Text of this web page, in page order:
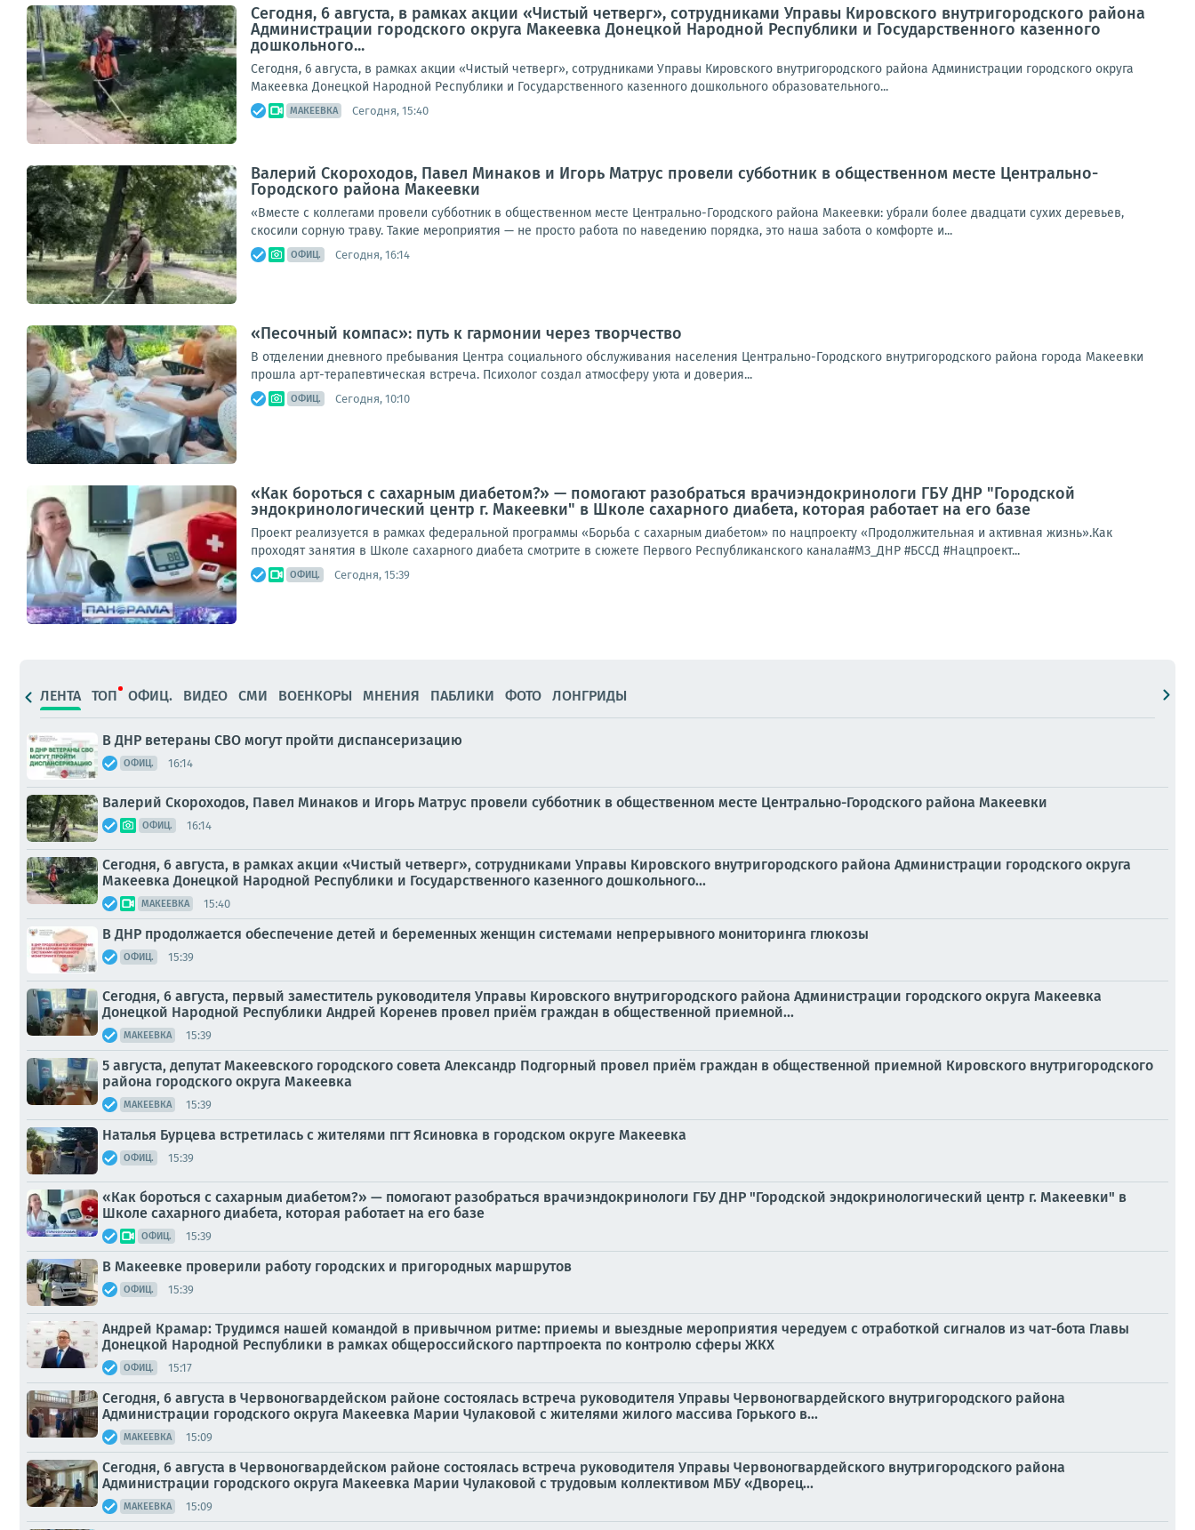
Сегодня, 6 августа, в рамках акции «Чистый четверг», сотрудниками Управы Кировского внутригородского района
Администрации городского округа Макеевка Донецкой Народной Республики и Государственного казенного
дошкольного...
Сегодня, 6 августа, в рамках акции «Чистый четверг», сотрудниками Управы Кировского внутригородского района Администрации городского округа
Макеевка Донецкой Народной Республики и Государственного казенного дошкольного образовательного...
МАКЕЕВКА Сегодня, 15:40
Валерий Скороходов, Павел Минаков и Игорь Матрус провели субботник в общественном месте Центрально-
Городского района Макеевки
«Вместе с коллегами провели субботник в общественном месте Центрально-Городского района Макеевки: убрали более двадцати сухих деревьев,
скосили сорную траву. Такие мероприятия — не просто работа по наведению порядка, это наша забота о комфорте и...
ОФИЦ. Сегодня, 16:14
«Песочный компас»: путь к гармонии через творчество
В отделении дневного пребывания Центра социального обслуживания населения Центрально-Городского внутригородского района города Макеевки
прошла арт-терапевтическая встреча. Психолог создал атмосферу уюта и доверия...
ОФИЦ. Сегодня, 10:10
«Как бороться с сахарным диабетом?» — помогают разобраться врачиэндокринологи ГБУ ДНР "Городской
эндокринологический центр г. Макеевки" в Школе сахарного диабета, которая работает на его базе
Проект реализуется в рамках федеральной программы «Борьба с сахарным диабетом» по нацпроекту «Продолжительная и активная жизнь».Как
проходят занятия в Школе сахарного диабета смотрите в сюжете Первого Республиканского канала#МЗ_ДНР #БССД #Нацпроект...
ОФИЦ. Сегодня, 15:39
ЛЕНТА ТОП ОФИЦ. ВИДЕО СМИ ВОЕНКОРЫ МНЕНИЯ ПАБЛИКИ ФОТО ЛОНГРИДЫ
В ДНР ветераны СВО могут пройти диспансеризацию
ОФИЦ. 16:14
Валерий Скороходов, Павел Минаков и Игорь Матрус провели субботник в общественном месте Центрально-Городского района Макеевки
ОФИЦ. 16:14
Сегодня, 6 августа, в рамках акции «Чистый четверг», сотрудниками Управы Кировского внутригородского района Администрации городского округа
Макеевка Донецкой Народной Республики и Государственного казенного дошкольного...
МАКЕЕВКА 15:40
В ДНР продолжается обеспечение детей и беременных женщин системами непрерывного мониторинга глюкозы
ОФИЦ. 15:39
Сегодня, 6 августа, первый заместитель руководителя Управы Кировского внутригородского района Администрации городского округа Макеевка
Донецкой Народной Республики Андрей Коренев провел приём граждан в общественной приемной...
МАКЕЕВКА 15:39
5 августа, депутат Макеевского городского совета Александр Подгорный провел приём граждан в общественной приемной Кировского внутригородского
района городского округа Макеевка
МАКЕЕВКА 15:39
Наталья Бурцева встретилась с жителями пгт Ясиновка в городском округе Макеевка
ОФИЦ. 15:39
«Как бороться с сахарным диабетом?» — помогают разобраться врачиэндокринологи ГБУ ДНР "Городской эндокринологический центр г. Макеевки" в
Школе сахарного диабета, которая работает на его базе
ОФИЦ. 15:39
В Макеевке проверили работу городских и пригородных маршрутов
ОФИЦ. 15:39
Андрей Крамар: Трудимся нашей командой в привычном ритме: приемы и выездные мероприятия чередуем с отработкой сигналов из чат-бота Главы
Донецкой Народной Республики в рамках общероссийского партпроекта по контролю сферы ЖКХ
ОФИЦ. 15:17
Сегодня, 6 августа в Червоногвардейском районе состоялась встреча руководителя Управы Червоногвардейского внутригородского района
Администрации городского округа Макеевка Марии Чулаковой с жителями жилого массива Горького в...
МАКЕЕВКА 15:09
Сегодня, 6 августа в Червоногвардейском районе состоялась встреча руководителя Управы Червоногвардейского внутригородского района
Администрации городского округа Макеевка Марии Чулаковой с трудовым коллективом МБУ «Дворец...
МАКЕЕВКА 15:09